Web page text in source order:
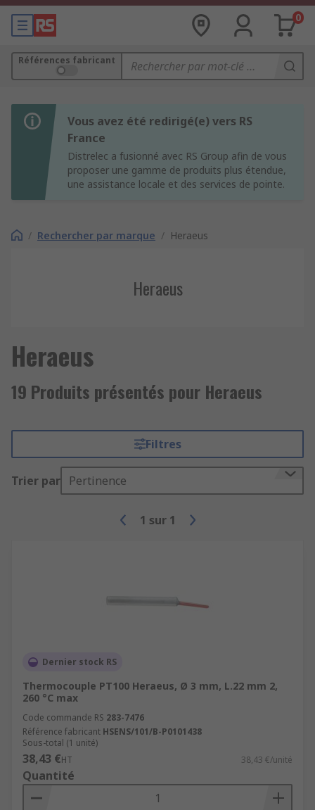
0
Références fabricant
Vous avez été redirigé(e) vers RS
France
Distrelec a fusionné avec RS Group afin de vous
proposer une gamme de produits plus étendue,
une assistance locale et des services de pointe.
/ Rechercher par marque / Heraeus
Heraeus
Heraeus
19 Produits présentés pour Heraeus
Filtres
Trier par Pertinence
1 sur 1
Dernier stock RS
Thermocouple PT100 Heraeus, Ø 3 mm, L.22 mm 2,
260 °C max
Code commande RS 283-7476
Référence fabricant HSENS/101/B-P0101438
Sous-total (1 unité)
38,43 €HT 38,43 €/unité
Quantité